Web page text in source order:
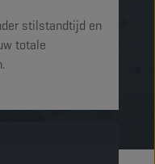
stilstandtijd en
totale